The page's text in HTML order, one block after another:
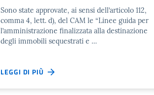
Sono state approvate, ai sensi dell’articolo 112,
comma 4, lett. d), del CAM le “Linee guida per
l’amministrazione finalizzata alla destinazione
degli immobili sequestrati e …
LEGGI DI PIÙ